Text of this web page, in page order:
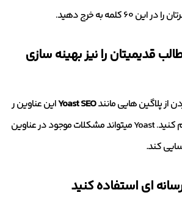
60 کلمه به خرج دهید.
قدیمیتان را نیز بهینه سازی
از پلاگین هایی مانندYoast SEOاین عناوین ر
امیتوانید به راحتی تنظیم کنید. Yoast میتواند مشکلات موجود در عناوین
.
ای استفاده کنید